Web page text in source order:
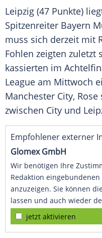
Leipzig (47 Punkte)
Spitzenreiter Bayern
muss sich derzeit mit
Fohlen zeigten zuletzt
kassierten im
League am Mittwoch
Manchester City,
zwischen City und
Empfohlener externer
Glomex GmbH
Wir benötigen Ihre
Redaktion
anzuzeigen. Sie können
lassen und auch wieder
jetzt aktivieren